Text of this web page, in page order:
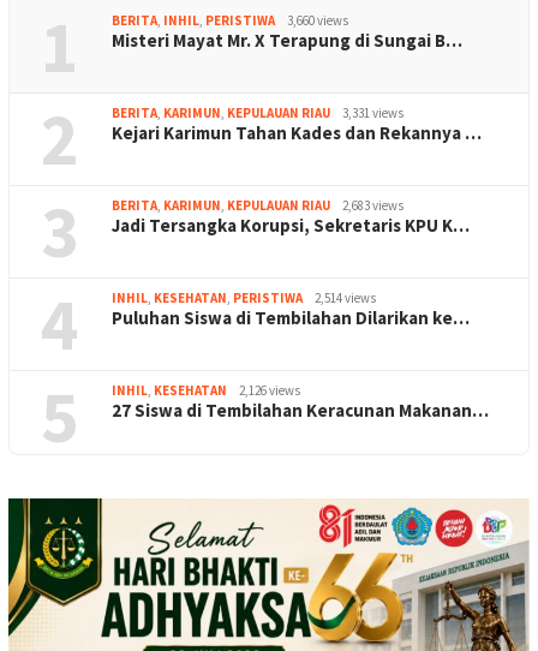
1 BERITA, INHIL, PERISTIWA 3,660 views
Misteri Mayat Mr. X Terapung di Sungai B…
2 BERITA, KARIMUN, KEPULAUAN RIAU 3,331 views
Kejari Karimun Tahan Kades dan Rekannya …
3 BERITA, KARIMUN, KEPULAUAN RIAU 2,683 views
Jadi Tersangka Korupsi, Sekretaris KPU K…
4 INHIL, KESEHATAN, PERISTIWA 2,514 views
Puluhan Siswa di Tembilahan Dilarikan ke…
5 INHIL, KESEHATAN 2,126 views
27 Siswa di Tembilahan Keracunan Makanan…